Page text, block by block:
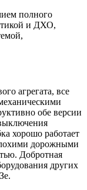
полного
и ДХО,
агрегата, все
обе версии
хорошо работает
дорожными
Добротная
других